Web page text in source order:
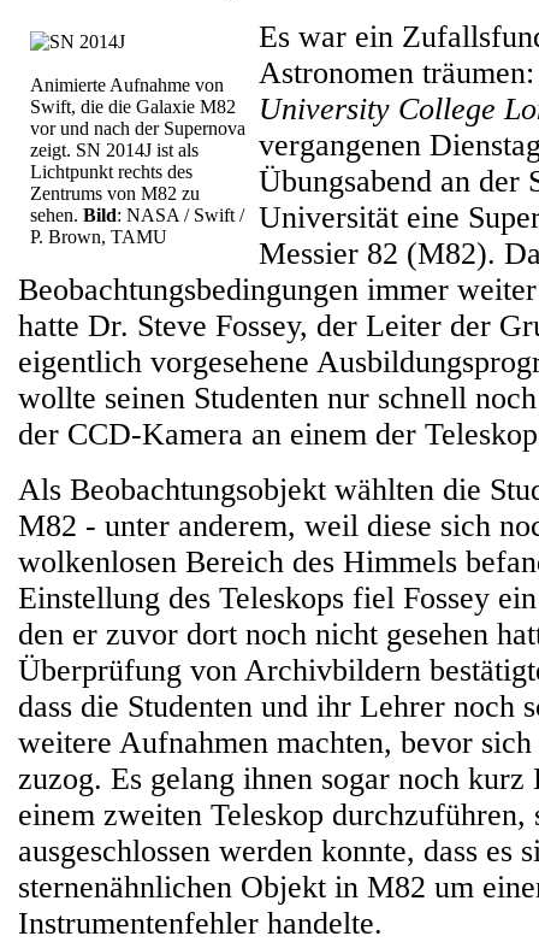
Animierte Aufnahme von
Swift, die die Galaxie M82
vor und nach der Supernova
zeigt. SN 2014J ist als
Lichtpunkt rechts des
Zentrums von M82 zu
sehen. Bild: NASA / Swift /
P. Brown, TAMU
Es war ein
Astronomen
University College
vergangenen
Übungsabend an der
Universität eine
Messier 82 (M82).
Beobachtungsbedingungen immer
hatte Dr. Steve Fossey, der Leiter der
eigentlich vorgesehene
wollte seinen Studenten nur schnell
der CCD-Kamera an einem der
Als Beobachtungsobjekt wählten die
M82 - unter anderem, weil diese sich
wolkenlosen Bereich des Himmels
Einstellung des Teleskops fiel Fossey
den er zuvor dort noch nicht gesehen
Überprüfung von Archivbildern
dass die Studenten und ihr Lehrer noch
weitere Aufnahmen machten, bevor
zuzog. Es gelang ihnen sogar noch kurz
einem zweiten Teleskop durchzuführen,
ausgeschlossen werden konnte, dass es
sternenähnlichen Objekt in M82 um
Instrumentenfehler handelte.